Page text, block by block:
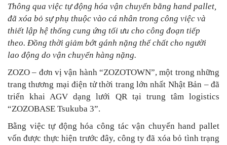
Thông qua việc tự động hóa vận chuyển bằng hand pallet,
đã xóa bỏ sự phụ thuộc vào cá nhân trong công việc và
thiết lập hệ thống cung ứng tối ưu cho công đoạn tiếp
theo. Đồng thời giảm bớt gánh nặng thể chất cho người
lao động do vận chuyển hàng nặng.
ZOZO – đơn vị vận hành “ZOZOTOWN”, một trong những
trang thương mại điện tử thời trang lớn nhất Nhật Bản – đã
triển khai AGV dạng lưới QR tại trung tâm logistics
“ZOZOBASE Tsukuba 3”.
Bằng việc tự động hóa công tác vận chuyển hand pallet
vốn được thực hiện trước đây, công ty đã xóa bỏ tình trạng